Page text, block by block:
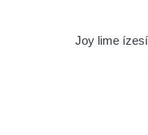
Joy lime